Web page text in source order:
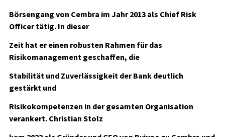
Börsengang von Cembra im Jahr 2013 als Chief Risk
Officer tätig. In dieser
Zeit hat er einen robusten Rahmen für das
Risikomanagement geschaffen, die
Stabilität und Zuverlässigkeit der Bank deutlich
gestärkt und
Risikokompetenzen in der gesamten Organisation
verankert. Christian Stolz